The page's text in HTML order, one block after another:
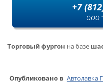
+7
ООО
Торговый фургон на базе
Опубликовано в Автолавка